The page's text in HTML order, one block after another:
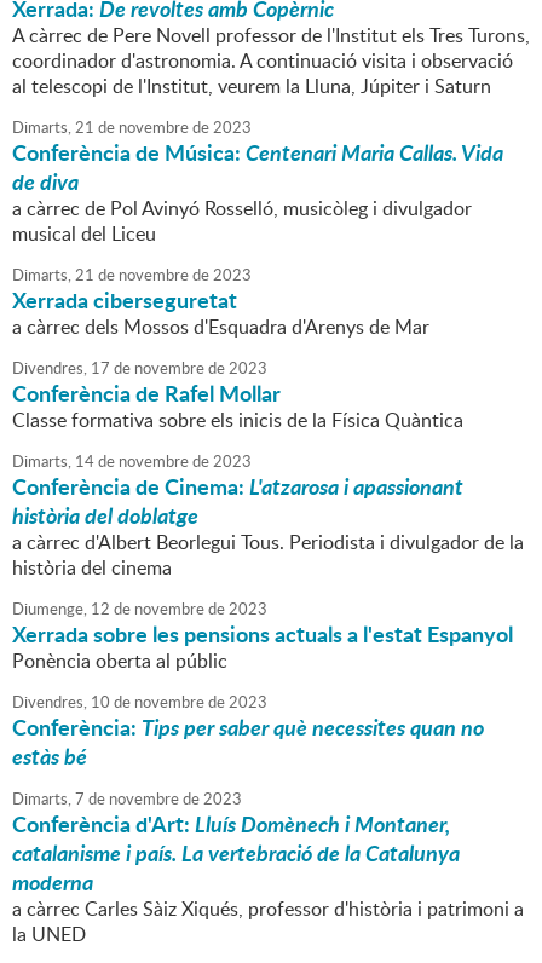
Xerrada:De revoltes amb Copèrnic
A càrrec de Pere Novell professor de l'Institut els Tres Turons,
coordinador d'astronomia. A continuació visita i observació
al telescopi de l'Institut, veurem la Lluna, Júpiter i Saturn
Dimarts,21 de novembrede2023
Conferència de Música:Centenari Maria Callas. Vida
de diva
a càrrec de Pol Avinyó Rosselló, musicòleg i divulgador
musical del Liceu
Dimarts,21 de novembrede2023
Xerrada ciberseguretat
a càrrec dels Mossos d'Esquadra d'Arenys de Mar
Divendres, 17 de novembrede2023
Conferència de Rafel Mollar
Classe formativa sobre els inicis de la Física Quàntica
Dimarts, 14de novembrede2023
Conferència de Cinema:L'atzarosa i apassionant
història del doblatge
a càrrec d'Albert Beorlegui Tous. Periodista i divulgador de la
història del cinema
Diumenge, 12 de novembrede2023
Xerrada sobre les pensions actuals a l'estat Espanyol
Ponència oberta al públic
Divendres, 10 de novembrede2023
Conferència: Tips per saber què necessites quan no
estàs bé
Dimarts,7 de novembrede2023
Conferència d'Art:Lluís Domènech i Montaner,
catalanisme i país. La vertebració de la Catalunya
moderna
a càrrec Carles Sàiz Xiqués, professor d'història i patrimoni a
la UNED